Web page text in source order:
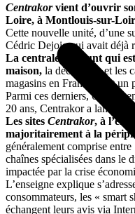
Centrakorvient d’ouvrir
Loire, à Montlouis-sur-
Cette nouvelle unité, d’une
Cédric Dejoie qui avait déjà
La centrale discount qui
maison, la décoration et les
magasins en France dont un
Parmi ces derniers, 66 sont
20 ans, Centrakor a lancé
Les sites Centrakor, à
majoritairement à la
généralement comprise
chaînes spécialisées dans le
impactée par la crise
L’enseigne explique
consommateurs, les « smart
échangent leurs avis via